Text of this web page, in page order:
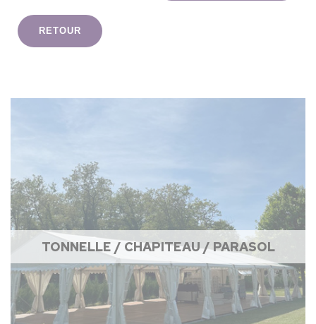
RETOUR
TONNELLE / CHAPITEAU / PARASOL